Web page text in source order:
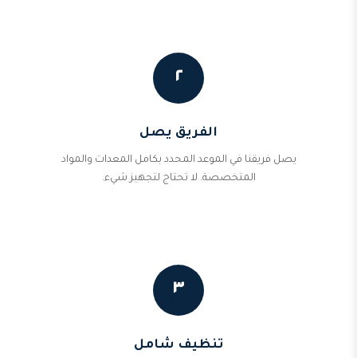
٢
الفريق يصل
يصل فريقنا في الموعد المحدد بكامل المعدات والمواد
المتخصصة. لا تحتاج لتجهيز شيء.
٣
تنظيف شامل